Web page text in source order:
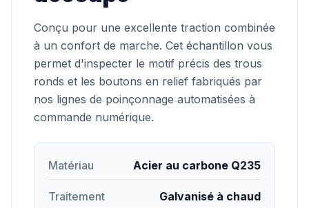
Conçu pour une excellente traction combinée
à un confort de marche. Cet échantillon vous
permet d'inspecter le motif précis des trous
ronds et les boutons en relief fabriqués par
nos lignes de poinçonnage automatisées à
commande numérique.
Matériau Acier au carbone Q235
Traitement Galvanisé à chaud